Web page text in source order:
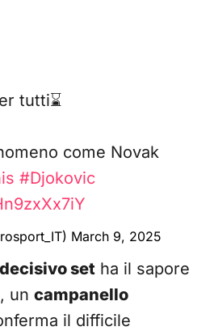
tutti⌛
come Novak
#Djokovic
March 9, 2025
set ha il sapore
un campanello
il difficile